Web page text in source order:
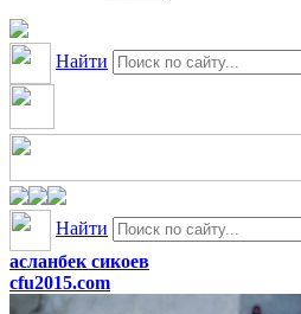
Найти
Найти
асланбек сикоев
cfu2015.com